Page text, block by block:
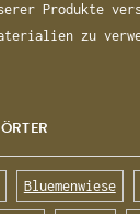
Produkte
zu
Bluemenwiese